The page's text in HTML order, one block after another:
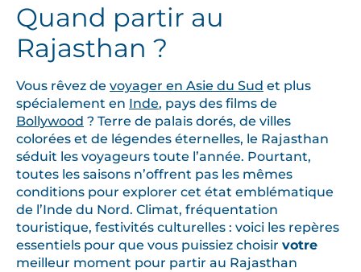
Quand partir au
Rajasthan ?
Vous rêvez de voyager en Asie du Sud et plus
spécialement en Inde, pays des films de
Bollywood ? Terre de palais dorés, de villes
colorées et de légendes éternelles, le Rajasthan
séduit les voyageurs toute l’année. Pourtant,
toutes les saisons n’offrent pas les mêmes
conditions pour explorer cet état emblématique
de l’Inde du Nord. Climat, fréquentation
touristique, festivités culturelles : voici les repères
essentiels pour que vous puissiez choisir votre
meilleur moment pour partir au Rajasthan